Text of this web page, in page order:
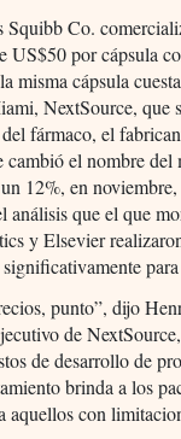
Co.
por cápsula
misma cápsula
NextSource, que
fármaco, el
el nombre
12%, en
análisis que el que
y Elsevier
punto”, dijo
de
de desarrollo de
brinda a los
aquellos con